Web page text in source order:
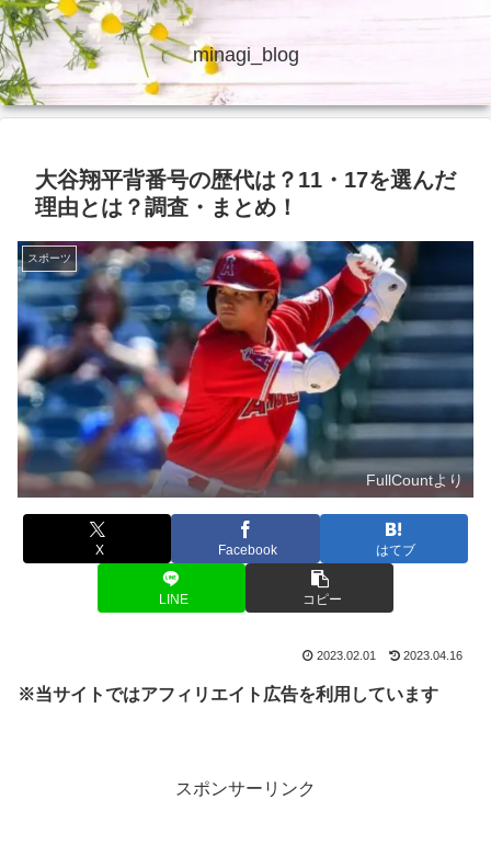
minagi_blog
大谷翔平背番号の歴代は？11・17を選んだ
理由とは？調査・まとめ！
スポーツ
FullCountより
X Facebook はてブ
LINE コピー
2023.02.01 2023.04.16
※当サイトではアフィリエイト広告を利用しています
スポンサーリンク